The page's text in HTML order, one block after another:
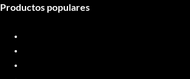
Productos populares